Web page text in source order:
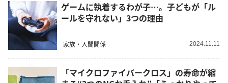
ゲームに執着するわが子…。子どもが「ル
ールを守れない」3つの理由
家族・人間関係 2024.11.11
「マイクロファイバークロス」の寿命が縮